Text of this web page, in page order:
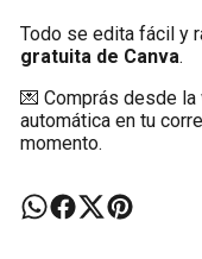
Todo se edita fácil y
gratuita de Canva.
💌 Comprás desde
automática en tu
momento.